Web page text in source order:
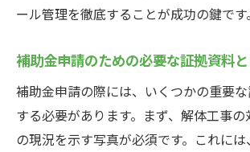
ール管理を徹底することが成功の鍵です。
補助金申請のための必要な証拠資料
補助金申請の際には、いくつかの重要
する必要があります。まず、解体工事
の現況を示す写真が必須です。これに